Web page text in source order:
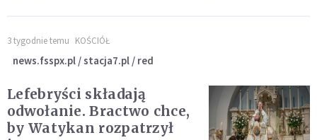
3 tygodnie temu KOŚCIÓŁ
news.fsspx.pl / stacja7.pl / red
Lefebryści składają
odwołanie. Bractwo chce,
by Watykan rozpatrzył